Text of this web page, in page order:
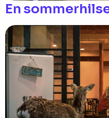
En